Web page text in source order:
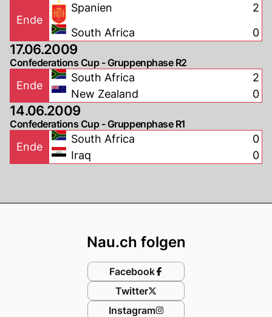
Ende
Spanien
South Africa
2
0
17.06.2009
Confederations Cup - Gruppenphase R2
Ende
South Africa
New Zealand
2
0
14.06.2009
Confederations Cup - Gruppenphase R1
Ende
South Africa
Iraq
0
0
Nau.ch folgen
Facebook
Twitter
Instagram